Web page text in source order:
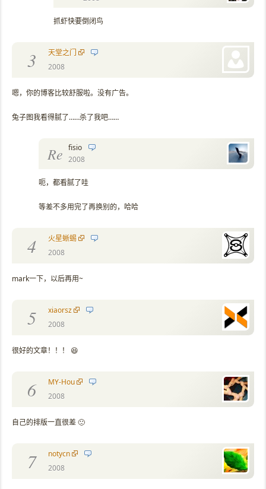
抓虾快要倒闭鸟
3
天堂之门
2008
嗯，你的博客比较舒服啦。没有广告。
兔子图我看得腻了……杀了我吧……
Re fisio
2008
呃，都看腻了哇
等差不多用完了再换别的，哈哈
4
火星蜥蜴
2008
mark一下，以后再用~
5
xiaorsz
2008
很好的文章！！！ 😆
6
MY-Hou
2008
自己的排版一直很差 🙁
7
notycn
2008